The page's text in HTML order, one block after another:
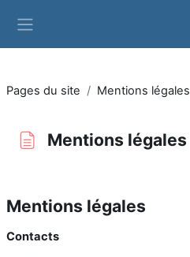
Pages du site Mentions légales
Mentions légales
Mentions légales
Contacts